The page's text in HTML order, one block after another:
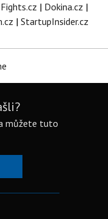
Fights.cz | Dokina.cz |
| StartupInsider.cz
můžete tuto